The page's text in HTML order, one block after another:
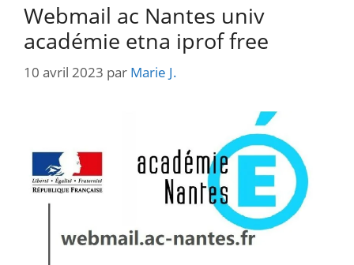
Webmail ac Nantes univ
académie etna iprof free
10 avril 2023 par Marie J.